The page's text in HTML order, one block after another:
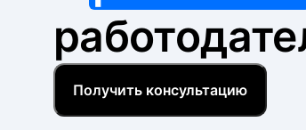
Получить консультацию